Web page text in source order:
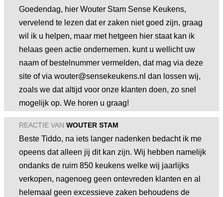
Goedendag, hier Wouter Stam Sense Keukens,
vervelend te lezen dat er zaken niet goed zijn, graag
wil ik u helpen, maar met hetgeen hier staat kan ik
helaas geen actie ondernemen. kunt u wellicht uw
naam of bestelnummer vermelden, dat mag via deze
site of via wouter@sensekeukens.nl dan lossen wij,
zoals we dat altijd voor onze klanten doen, zo snel
mogelijk op. We horen u graag!
REACTIE VAN WOUTER STAM
Beste Tiddo, na iets langer nadenken bedacht ik me
opeens dat alleen jij dit kan zijn. Wij hebben namelijk
ondanks de ruim 850 keukens welke wij jaarlijks
verkopen, nagenoeg geen ontevreden klanten en al
helemaal geen excessieve zaken behoudens de